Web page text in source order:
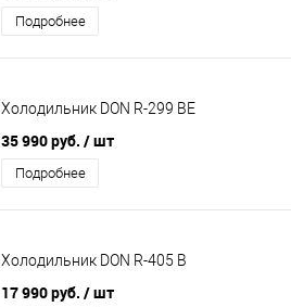
Подробнее
Холодильник DON R-299 BE
35 990 руб. / шт
Подробнее
Холодильник DON R-405 B
17 990 руб. / шт